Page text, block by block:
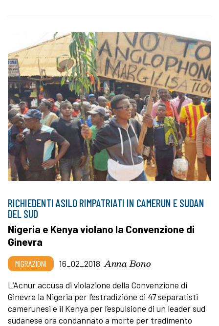
RICHIEDENTI ASILO RIMPATRIATI IN CAMERUN E SUDAN
DEL SUD
Nigeria e Kenya violano la Convenzione di
Ginevra
MIGRAZIONI 16_02_2018 Anna Bono
L’Acnur accusa di violazione della Convenzione di
Ginevra la Nigeria per l’estradizione di 47 separatisti
camerunesi e il Kenya per l’espulsione di un leader sud
sudanese ora condannato a morte per tradimento